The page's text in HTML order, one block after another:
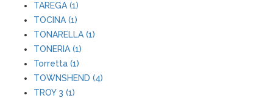
TAREGA (1)
TOCINA (1)
TONARELLA (1)
TONERIA (1)
Torretta (1)
TOWNSHEND (4)
TROY 3 (1)